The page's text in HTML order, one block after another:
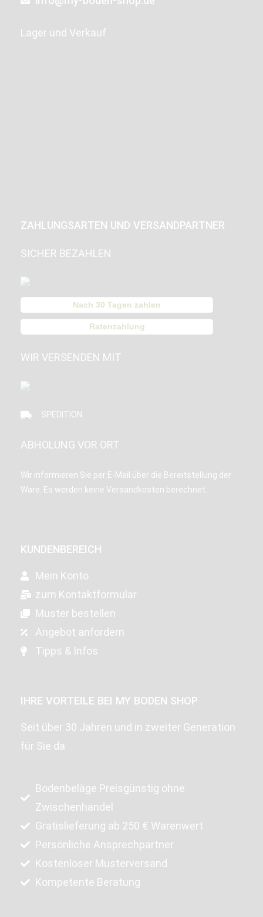
Lager und Verkauf
ZAHLUNGSARTEN UND VERSANDPARTNER
SICHER BEZAHLEN
Nach 30 Tagen zahlen
Ratenzahlung
WIR VERSENDEN MIT
SPEDITION
ABHOLUNG VOR ORT
Wir informieren Sie per E-Mail über die Bereitstellung der
Ware. Es werden keine Versandkosten berechnet.
KUNDENBEREICH
Mein Konto
zum Kontaktformular
Muster bestellen
Angebot anfordern
Tipps & Infos
IHRE VORTEILE BEI MY BODEN SHOP
Seit über 30 Jahren und in zweiter Generation
für Sie da
Bodenbeläge Preisgünstig ohne
Zwischenhandel
Gratislieferung ab 250 € Warenwert
Persönliche Ansprechpartner
Kostenloser Musterversand
Kompetente Beratung